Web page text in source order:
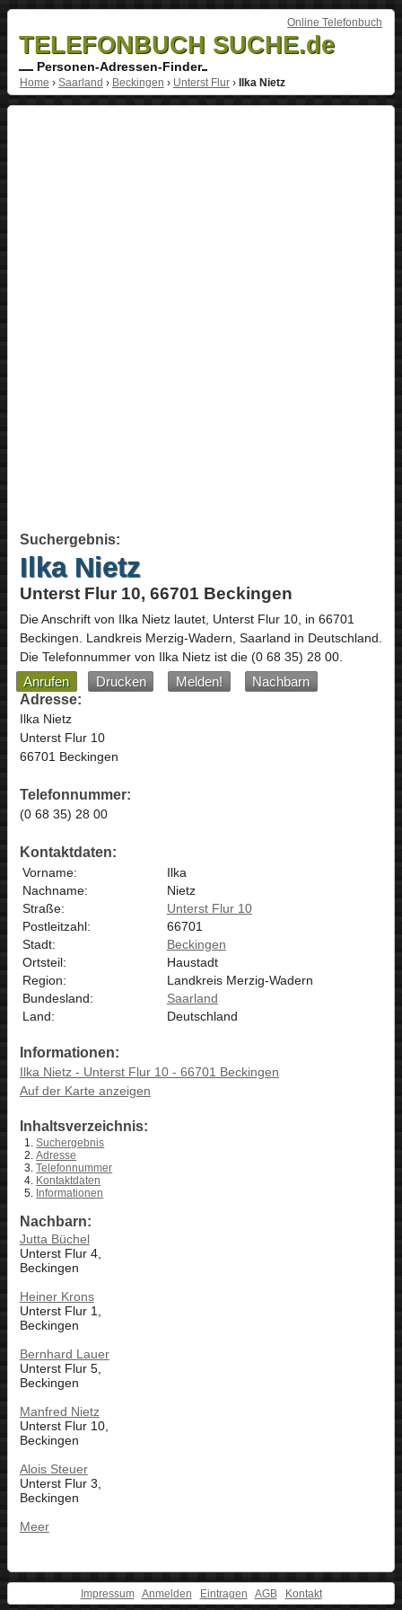
Online Telefonbuch
TELEFONBUCH SUCHE.de
Personen-Adressen-Finder
Home › Saarland › Beckingen › Unterst Flur› Ilka Nietz
Suchergebnis:
Ilka Nietz
Unterst Flur 10, 66701 Beckingen
Die Anschrift von Ilka Nietzlautet, Unterst Flur 10, in 66701
Beckingen. Landkreis Merzig-Wadern, Saarland in Deutschland.
Die Telefonnummer von Ilka Nietz ist die (0 68 35) 28 00.
Anrufen Drucken Melden!
Nachbarn
Adresse:
Ilka Nietz
Unterst Flur 10
66701 Beckingen
Telefonnummer:
(0 68 35) 28 00
Kontaktdaten:
Vorname:
Ilka
Nachname:
Nietz
Straße:
Unterst Flur 10
Postleitzahl:
66701
Stadt:
Beckingen
Ortsteil:
Haustadt
Region:
Landkreis Merzig-Wadern
Bundesland:
Saarland
Land:
Deutschland
Informationen:
Ilka Nietz - Unterst Flur 10 - 66701 Beckingen
Auf der Karte anzeigen
Inhaltsverzeichnis:
Suchergebnis
Adresse
Telefonnummer
Kontaktdaten
Informationen
Nachbarn:
Jutta Büchel
Unterst Flur 4,
Beckingen
Heiner Krons
Unterst Flur 1,
Beckingen
Bernhard Lauer
Unterst Flur 5,
Beckingen
Manfred Nietz
Unterst Flur 10,
Beckingen
Alois Steuer
Unterst Flur 3,
Beckingen
Meer
Impressum Anmelden Eintragen AGB Kontakt